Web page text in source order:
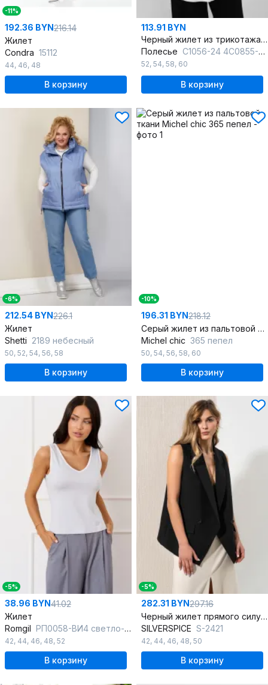
-11%
192.36 BYN216.14
Жилет
Condra 15112
44, 46, 48
В корзину
113.91 BYN
Черный жилет из трикотажа без боковых швов на каждый день
Полесье С1056-24 4С0855-Д43 158,164 турецкий_кофе
52, 54, 58, 60
В корзину
-6%
212.54 BYN226.1
Жилет
Shetti 2189 небесный
50, 52, 54, 56, 58
В корзину
-10%
196.31 BYN218.12
Серый жилет из пальтовой ткани
Michel chic 365 пепел
50, 54, 56, 58, 60
В корзину
-5%
38.96 BYN41.02
Жилет
Romgil РП0058-ВИ4 светло-серый,белый
42, 44, 46, 48, 52
В корзину
-5%
282.31 BYN297.16
Черный жилет прямого силуэта с карманами и двубортной застежкой
SILVERSPICE S-2421
42, 44, 46, 48, 50
В корзину